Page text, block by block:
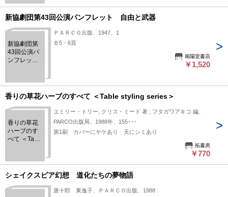
新協劇団第43回公演パンフレット 自由と武器
新協劇団第
43回公演パ
ンフレッ
ＰＡＲＣＯ出版、1947、1
Ｂ5・6頁
南陽堂書店
￥1,520
香りの草花ハーブのすべて ＜Table styling series＞
香りの草花
ハーブのす
べて ＜Table
エミリー・トリー, クリス・ミード 著 ; フタガワアキコ 編、
PARCO出版局、1988年、155･･･
第1刷 カバーにヤケあり 天にシミあり
拓書房
￥770
シェイクスピア幻想 道化たちの夢物語
唐十郎 東逸子、ＰＡＲＣＯ出版、1988